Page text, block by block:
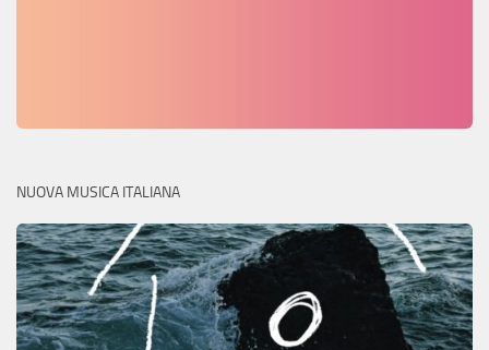
NUOVA MUSICA ITALIANA